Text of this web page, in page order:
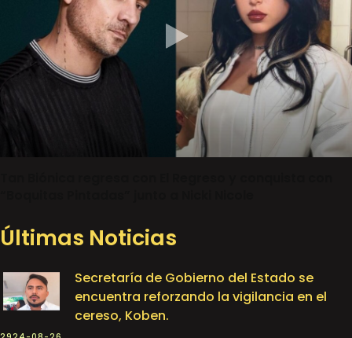
Últimas Noticias
Secretaría de Gobierno del Estado se
encuentra reforzando la vigilancia en el
cereso, Koben.